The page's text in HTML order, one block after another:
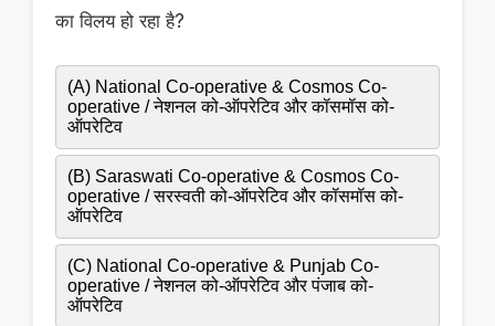
का विलय हो रहा है?
(A) National Co-operative & Cosmos Co-
operative / नेशनल को-ऑपरेटिव और कॉसमॉस को-
ऑपरेटिव
(B) Saraswati Co-operative & Cosmos Co-
operative / सरस्वती को-ऑपरेटिव और कॉसमॉस को-
ऑपरेटिव
(C) National Co-operative & Punjab Co-
operative / नेशनल को-ऑपरेटिव और पंजाब को-
ऑपरेटिव